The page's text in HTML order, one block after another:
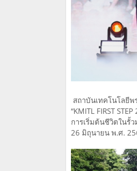
สถาบันเทคโนโลยีพ
“KMITL FIRST
การเริ่มต้นชีวิตในรั้
26 มิถุนายน พ.ศ.